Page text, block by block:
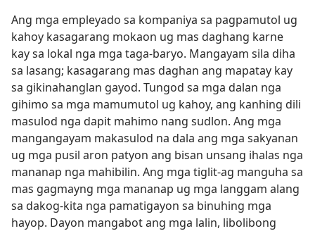
Ang mga empleyado sa kompaniya sa pagpamutol ug
kahoy kasagarang mokaon ug mas daghang karne
kay sa lokal nga mga taga-baryo. Mangayam sila diha
sa lasang; kasagarang mas daghan ang mapatay kay
sa gikinahanglan gayod. Tungod sa mga dalan nga
gihimo sa mga mamumutol ug kahoy, ang kanhing dili
masulod nga dapit mahimo nang sudlon. Ang mga
mangangayam makasulod na dala ang mga sakyanan
ug mga pusil aron patyon ang bisan unsang ihalas nga
mananap nga mahibilin. Ang mga tiglit-ag manguha sa
mas gagmayng mga mananap ug mga langgam alang
sa dakog-kita nga pamatigayon sa binuhing mga
hayop. Dayon mangabot ang mga lalin, libolibong